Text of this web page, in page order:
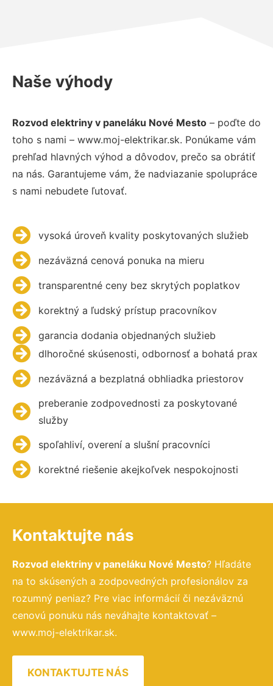
Naše výhody
Rozvod elektriny v paneláku Nové Mesto – poďte do
toho s nami – www.moj-elektrikar.sk. Ponúkame vám
prehľad hlavných výhod a dôvodov, prečo sa obrátiť
na nás. Garantujeme vám, že nadviazanie spolupráce
s nami nebudete ľutovať.
vysoká úroveň kvality poskytovaných služieb
nezáväzná cenová ponuka na mieru
transparentné ceny bez skrytých poplatkov
korektný a ľudský prístup pracovníkov
garancia dodania objednaných služieb
dlhoročné skúsenosti, odbornosť a bohatá prax
nezáväzná a bezplatná obhliadka priestorov
preberanie zodpovednosti za poskytované
služby
spoľahliví, overení a slušní pracovníci
korektné riešenie akejkoľvek nespokojnosti
Kontaktujte nás
Rozvod elektriny v paneláku Nové Mesto? Hľadáte
na to skúsených a zodpovedných profesionálov za
rozumný peniaz? Pre viac informácií či nezáväznú
cenovú ponuku nás neváhajte kontaktovať –
www.moj-elektrikar.sk.
KONTAKTUJTE NÁS